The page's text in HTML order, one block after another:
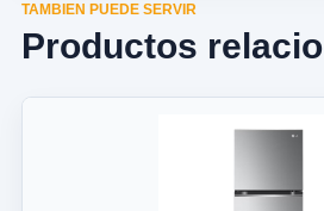
TAMBIEN PUEDE SERVIR
Productos